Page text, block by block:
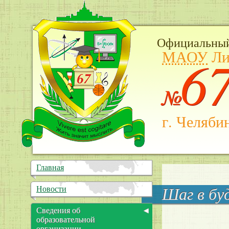
МАОУ
№
г.
Шаг в
Главная
Новости
Сведения об
образовательной